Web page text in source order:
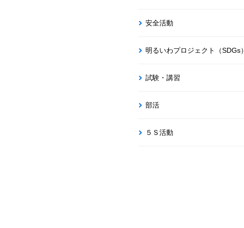
安全活動
明るいわプロジェクト（SDGs）
試験・講習
部活
５Ｓ活動